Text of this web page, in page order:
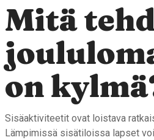
Mitä
on
Sisäaktiviteetit ovat loistava
Lämpimissä sisätiloissa lapset